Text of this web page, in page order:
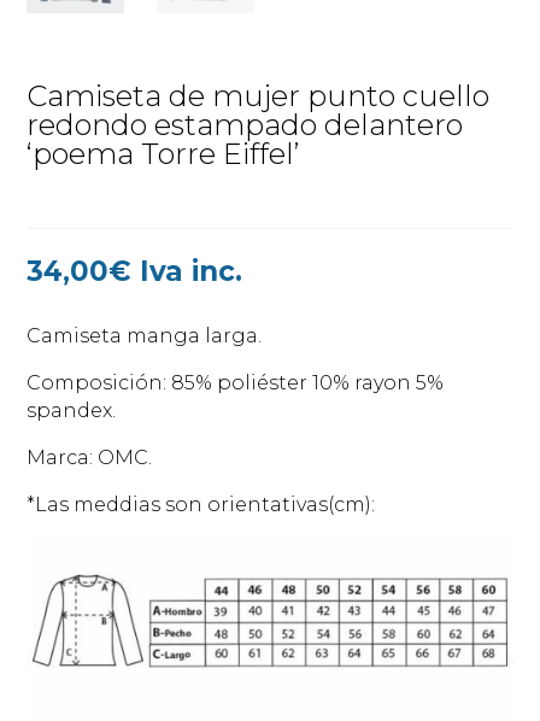
Camiseta de mujer punto cuello
redondo estampado delantero
‘poema Torre Eiffel’
34,00€ Iva inc.
Camiseta manga larga.
Composición: 85% poliéster 10% rayon 5%
spandex.
Marca: OMC.
*Las meddias son orientativas(cm):